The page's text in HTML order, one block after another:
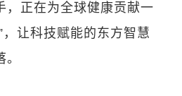
，正在为全球健康贡献一
，让科技赋能的东方智慧